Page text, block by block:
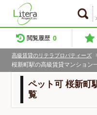
閲覧履歴 0
高級賃貸のリテラプロパティーズ
桜新町駅の高級賃貸マンション
ペット可 桜新町
覧